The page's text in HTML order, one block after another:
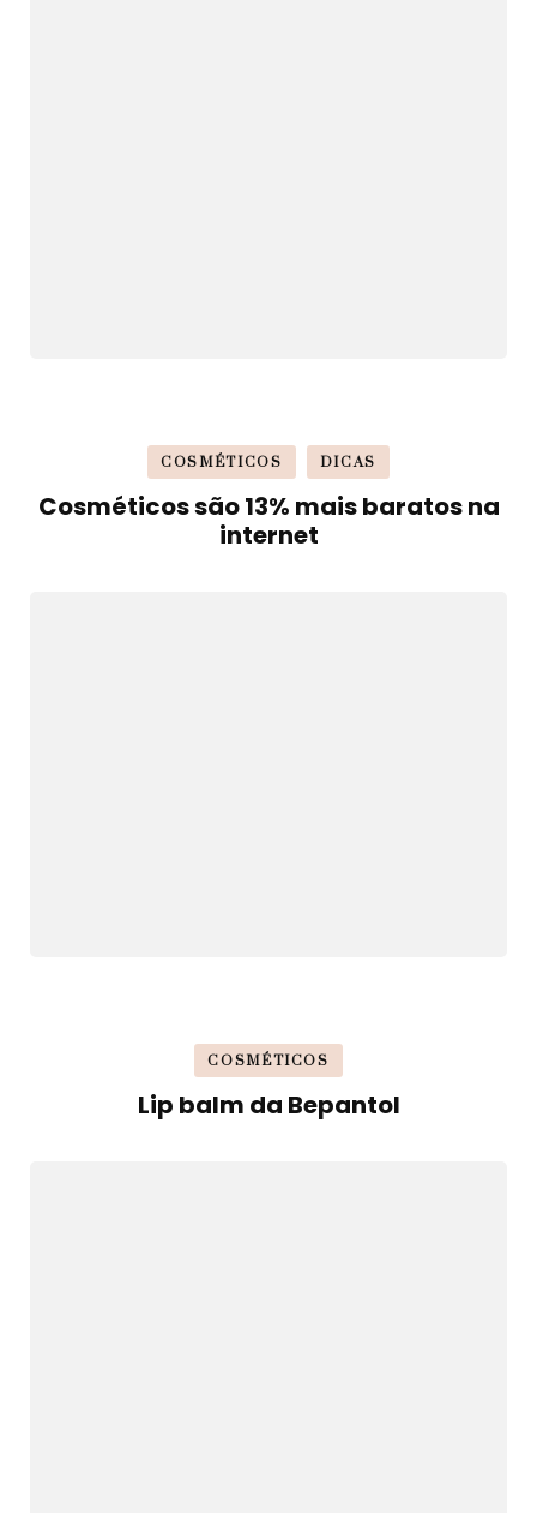
COSMÉTICOS DICAS
Cosméticos são 13% mais baratos na
internet
COSMÉTICOS
Lip balm da Bepantol